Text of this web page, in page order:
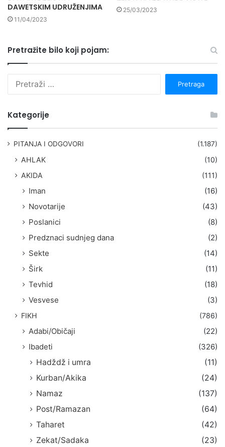
DAWETSKIM UDRUŽENJIMA
11/04/2023
25/03/2023
Pretražite bilo koji pojam:
Kategorije
PITANJA I ODGOVORI (1.187)
AHLAK
(10)
AKIDA
(111)
Iman
(16)
Novotarije
(43)
Poslanici
(8)
Predznaci sudnjeg dana
(2)
Sekte
(14)
Širk
(11)
Tevhid
(18)
Vesvese
(3)
FIKH (786)
Adabi/Običaji
(22)
Ibadeti
(326)
Hadždž i umra
(11)
Kurban/Akika
(24)
Namaz
(137)
Post/Ramazan
(64)
Taharet
(42)
Zekat/Sadaka
(23)